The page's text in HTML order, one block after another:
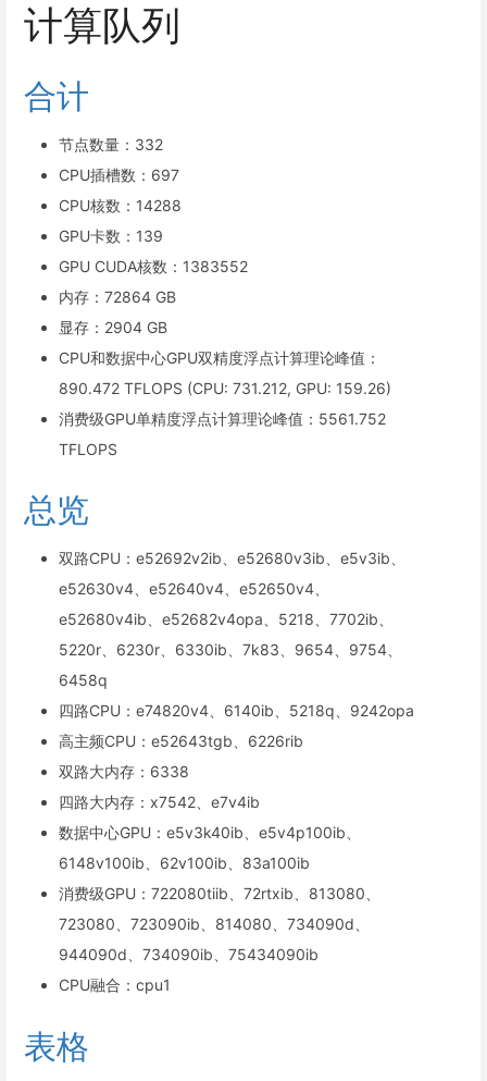
计算队列
合计
节点数量：332
CPU插槽数：697
CPU核数：14288
GPU卡数：139
GPU CUDA核数：1383552
内存：72864 GB
显存：2904 GB
CPU和数据中心GPU双精度浮点计算理论峰值：
890.472 TFLOPS (CPU: 731.212, GPU: 159.26)
消费级GPU单精度浮点计算理论峰值：5561.752
TFLOPS
总览
双路CPU：e52692v2ib、e52680v3ib、e5v3ib、
e52630v4、e52640v4、e52650v4、
e52680v4ib、e52682v4opa、5218、7702ib、
5220r、6230r、6330ib、7k83、9654、9754、
6458q
四路CPU：e74820v4、6140ib、5218q、9242opa
高主频CPU：e52643tgb、6226rib
双路大内存：6338
四路大内存：x7542、e7v4ib
数据中心GPU：e5v3k40ib、e5v4p100ib、
6148v100ib、62v100ib、83a100ib
消费级GPU：722080tiib、72rtxib、813080、
723080、723090ib、814080、734090d、
944090d、734090ib、75434090ib
CPU融合：cpu1
表格